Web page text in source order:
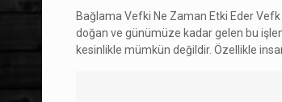
Bağlama Vefki Ne Zaman Etki Eder
doğan ve günümüze kadar gelen bu
kesinlikle mümkün değildir. Özellikle